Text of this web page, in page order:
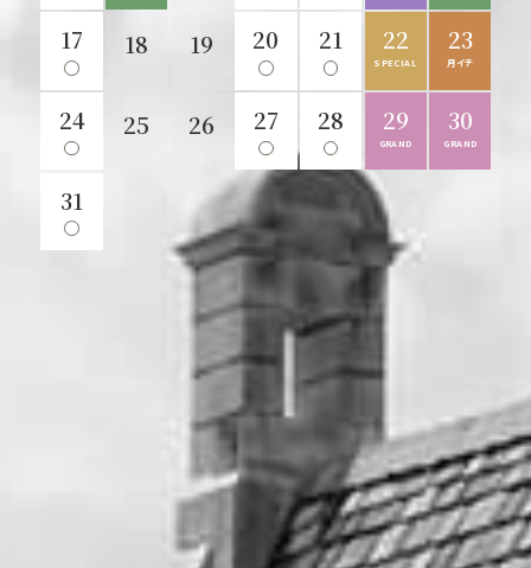
ペットウェディング
17 18 19 20 21 22
SPECIAL
23
月イチ
24 25 26 27 28 29
GRAND
30
GRAND
31
21
SILVER
WEEK
22 23 24 25 26
SPECIAL
27
月イチ
28 29 30
19 20 21 22 23 24
PREMIUM
25
月イチ
26 27 28 29 30 31
GRAND
フェアの内容で絞り込む